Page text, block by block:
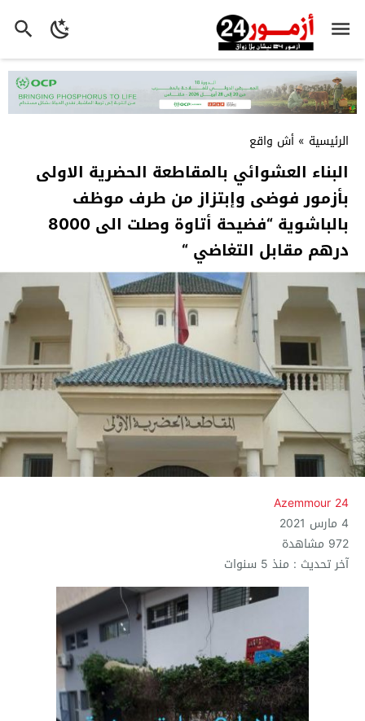
الرئيسية » أش واقع
البناء العشوائي بالمقاطعة الحضرية الاولى
بأزمور فوضى وإبتزاز من طرف موظف
بالباشوية “فضيحة أتاوة وصلت الى 8000
درهم مقابل التغاضي “
Azemmour 24
4 مارس 2021
972 مشاهدة
آخر تحديث : منذ 5 سنوات